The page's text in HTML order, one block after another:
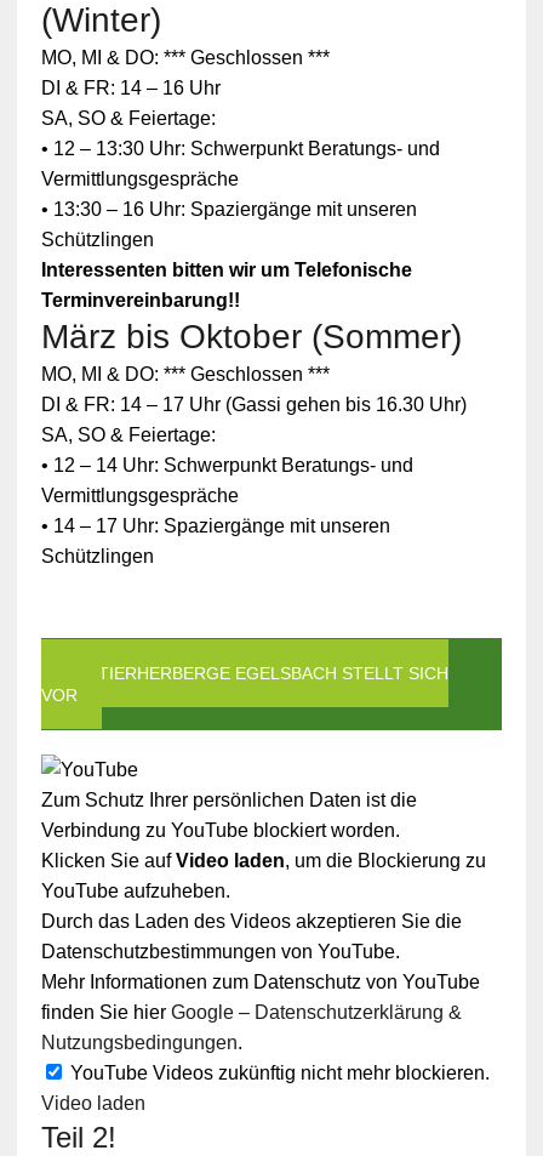
(Winter)
MO, MI & DO: *** Geschlossen ***
DI & FR: 14 – 16 Uhr
SA, SO & Feiertage:
• 12 – 13:30 Uhr: Schwerpunkt Beratungs- und
Vermittlungsgespräche
• 13:30 – 16 Uhr: Spaziergänge mit unseren
Schützlingen
Interessenten bitten wir um Telefonische
Terminvereinbarung!!
März bis Oktober (Sommer)
MO, MI & DO: *** Geschlossen ***
DI & FR: 14 – 17 Uhr (Gassi gehen bis 16.30 Uhr)
SA, SO & Feiertage:
• 12 – 14 Uhr: Schwerpunkt Beratungs- und
Vermittlungsgespräche
• 14 – 17 Uhr: Spaziergänge mit unseren
Schützlingen
DIE TIERHERBERGE EGELSBACH STELLT SICH
VOR
Zum Schutz Ihrer persönlichen Daten ist die
Verbindung zu YouTube blockiert worden.
Klicken Sie aufVideo laden, um die Blockierung zu
YouTube aufzuheben.
Durch das Laden des Videos akzeptieren Sie die
Datenschutzbestimmungen von YouTube.
Mehr Informationen zum Datenschutz von YouTube
finden Sie hier Google – Datenschutzerklärung &
Nutzungsbedingungen.
YouTube Videos zukünftig nicht mehr blockieren.
Video laden
Teil 2!